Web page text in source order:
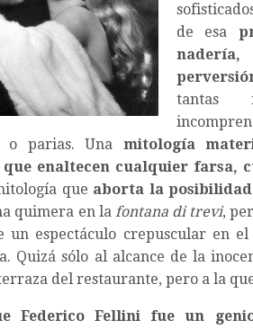
de esa
tantas
o parias. Una mitología
que enaltecen cualquier
que aborta la
quimera en la fontana di trevi,
un espectáculo crepuscular en
Quizá sólo al alcance de la
del restaurante, pero a la
Federico Fellini fue un